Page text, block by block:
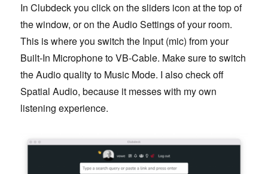
In Clubdeck you click on the sliders icon at the top of
the window, or on the Audio Settings of your room.
This is where you switch the Input (mic) from your
Built-In Microphone to VB-Cable. Make sure to switch
the Audio quality to Music Mode. I also check off
Spatial Audio, because it messes with my own
listening experience.